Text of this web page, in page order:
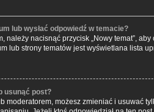
lub wysłać odpowiedź w temacie?
należy nacisnąć przycisk „Nowy temat”,
lub strony tematów jest wyświetlana lista
usunąć post?
moderatorem, możesz zmieniać i usuwać